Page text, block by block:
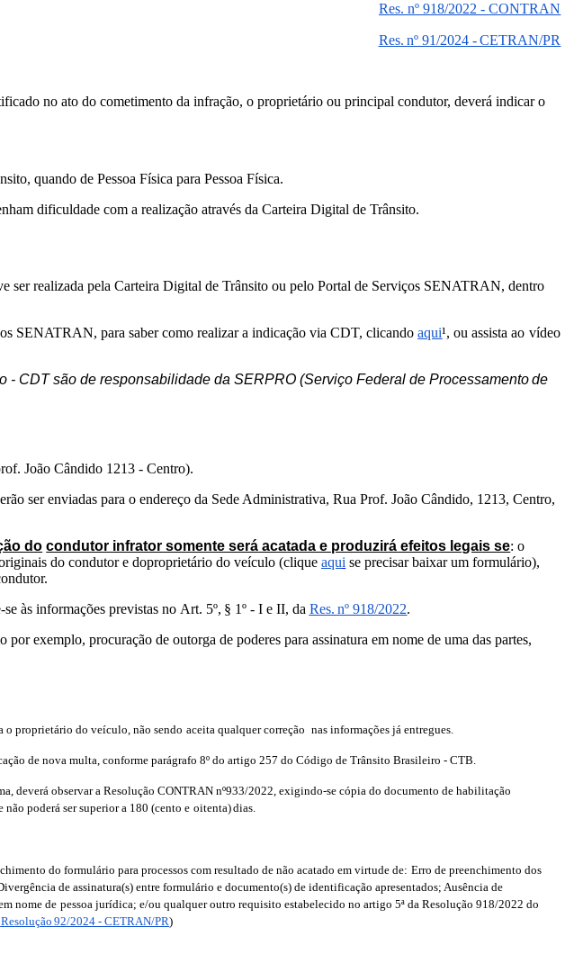
Res. nº 918/2022 - CONTRAN
Res. nº 91/2024 - CETRAN/PR
no ato do cometimento da infração, o proprietário ou principal condutor, deverá indicar o
quando de Pessoa Física para Pessoa Física.
dificuldade com a realização através da Carteira Digital de Trânsito.
ser realizada pela Carteira Digital de Trânsito ou pelo Portal de Serviços SENATRAN, dentro
SENATRAN, para saber como realizar a indicação via CDT, clicandoaqui¹, ou assista ao vídeo
- CDT são de responsabilidade da SERPRO (Serviço Federal de Processamento de
João Cândido 1213 - Centro).
ser enviadas para o endereço da Sede Administrativa, Rua Prof. João Cândido, 1213, Centro,
do condutor infrator somente será acatada e produzirá efeitos legais se: o
do condutor e doproprietário do veículo (cliqueaqui se precisar baixar um formulário),
se às informações previstas no Art. 5º, § 1º - I e II, da Res. nº 918/2022.
por exemplo, procuração de outorga de poderes para assinatura em nome de uma das partes,
o proprietário do veículo, não sendo aceita qualquer correção nas informações já entregues.
de nova multa, conforme parágrafo 8º do artigo 257 do Código de Trânsito Brasileiro - CTB.
deverá observar a Resolução CONTRAN nº933/2022, exigindo-se cópia do documento de habilitação
não poderá ser superior a 180 (cento e oitenta)dias.
do formulário para processos com resultado de não acatado em virtude de: Erro de preenchimento dos
de assinatura(s) entre formulário e documento(s) de identificação apresentados; Ausência de
nome de pessoa jurídica; e/ou qualquer outro requisito estabelecido no artigo 5ª da Resolução 918/2022 do
Resolução 92/2024 - CETRAN/PR)